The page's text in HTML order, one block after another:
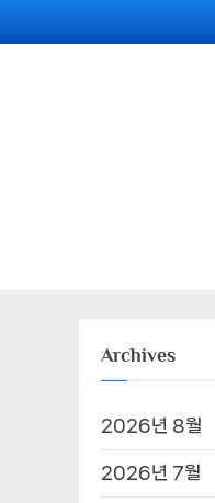
to
Archives
2026년 8월
2026년 7월